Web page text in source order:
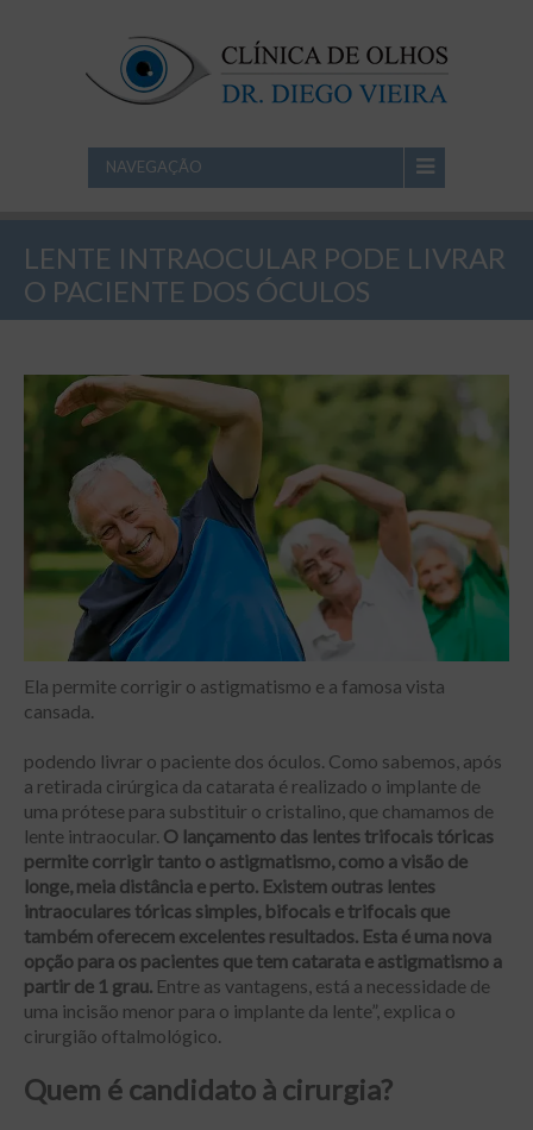
NAVEGAÇÃO
LENTE INTRAOCULAR PODE LIVRAR
O PACIENTE DOS ÓCULOS
Ela permite corrigir o astigmatismo e a famosa vista
cansada.
podendo livrar o paciente dos óculos. Como sabemos, após
a retirada cirúrgica da catarata é realizado o implante de
uma prótese para substituir o cristalino, que chamamos de
lente intraocular. O lançamento das lentes trifocais tóricas
permite corrigir tanto o astigmatismo, como a visão de
longe, meia distância e perto. Existem outras lentes
intraoculares tóricas simples, bifocais e trifocais que
também oferecem excelentes resultados. Esta é uma nova
opção para os pacientes que tem catarata e astigmatismo a
partir de 1 grau. Entre as vantagens, está a necessidade de
uma incisão menor para o implante da lente”, explica o
cirurgião oftalmológico.
Quem é candidato à cirurgia?